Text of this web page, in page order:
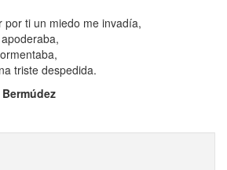
por ti un miedo me invadía,
triste despedida.